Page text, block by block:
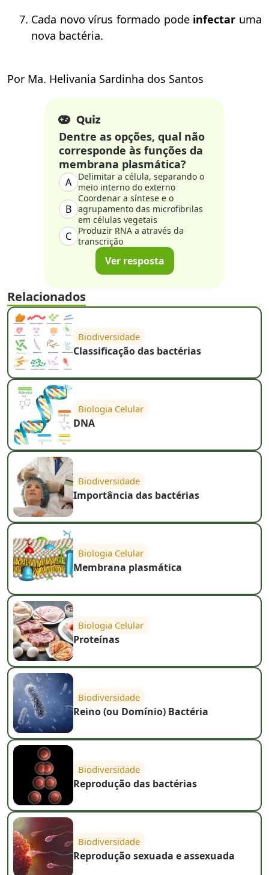
Cada novo vírus formado pode infectar uma
nova bactéria.
Por Ma. Helivania Sardinha dos Santos
Dentre as opções, qual não
corresponde às funções da
membrana plasmática?
A
Delimitar a célula, separando o
meio interno do externo
B
Coordenar a síntese e o
agrupamento das microfibrilas
em células vegetais
C
Produzir RNA a através da
transcrição
Ver resposta
Relacionados
Biodiversidade
Classificação das bactérias
Biologia Celular
DNA
Biodiversidade
Importância das bactérias
Biologia Celular
Membrana plasmática
Biologia Celular
Proteínas
Biodiversidade
Reino (ou Domínio) Bactéria
Biodiversidade
Reprodução das bactérias
Biodiversidade
Reprodução sexuada e assexuada